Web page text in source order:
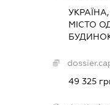
МІСТО
49 325